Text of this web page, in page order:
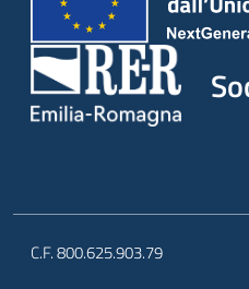
C.F. 800.625.903.79